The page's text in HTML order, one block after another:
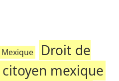
Droit de
mexique